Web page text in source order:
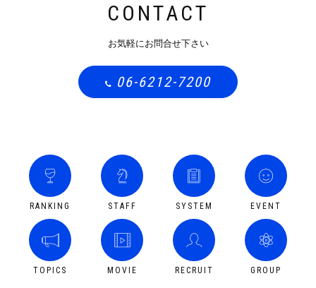
CONTACT
お気軽にお問合せ下さい
06-6212-7200
RANKING STAFF SYSTEM EVENT
TOPICS MOVIE RECRUIT GROUP